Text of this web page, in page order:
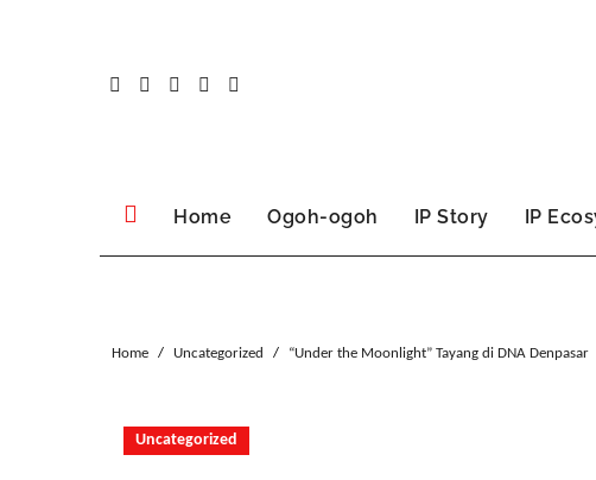
Home Ogoh-ogoh IP Story IP
Home Uncategorized “Under the Moonlight” Tayang di DNA Denpasar
Uncategorized